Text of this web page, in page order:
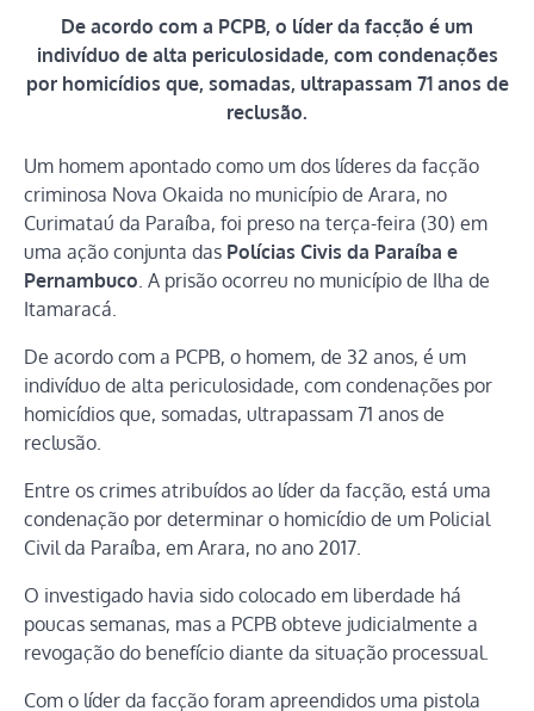
De acordo com a PCPB, o líder da facção é um
indivíduo de alta periculosidade, com condenações
por homicídios que, somadas, ultrapassam 71 anos de
reclusão.
Um homem apontado como um dos líderes da facção
criminosa Nova Okaida no município de Arara, no
Curimataú da Paraíba, foi preso na terça-feira (30) em
uma ação conjunta das Polícias Civis da Paraíba e
Pernambuco. A prisão ocorreu no município de Ilha de
Itamaracá.
De acordo com a PCPB, o homem, de 32 anos, é um
indivíduo de alta periculosidade, com condenações por
homicídios que, somadas, ultrapassam 71 anos de
reclusão.
Entre os crimes atribuídos ao líder da facção, está uma
condenação por determinar o homicídio de um Policial
Civil da Paraíba, em Arara, no ano 2017.
O investigado havia sido colocado em liberdade há
poucas semanas, mas a PCPB obteve judicialmente a
revogação do benefício diante da situação processual.
Com o líder da facção foram apreendidos uma pistola